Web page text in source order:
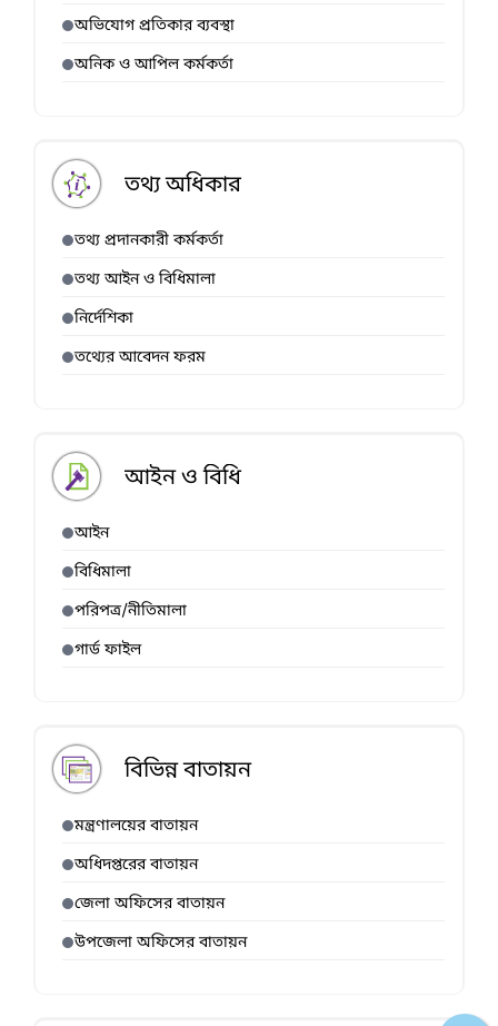
অভিযোগ প্রতিকার ব্যবস্থা
অনিক ও আপিল কর্মকর্তা
তথ্য অধিকার
তথ্য প্রদানকারী কর্মকর্তা
তথ্য আইন ও বিধিমালা
নির্দেশিকা
তথ্যের আবেদন ফরম
আইন ও বিধি
আইন
বিধিমালা
পরিপত্র/নীতিমালা
গার্ড ফাইল
বিভিন্ন বাতায়ন
মন্ত্রণালয়ের বাতায়ন
অধিদপ্তরের বাতায়ন
জেলা অফিসের বাতায়ন
উপজেলা অফিসের বাতায়ন